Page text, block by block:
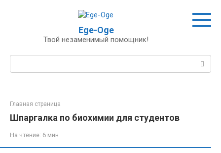
Ege-Oge
Твой незаменимый помощник!
Поиск:
Главная страница
Шпаргалка по биохимии для студентов
На чтение: 6 мин